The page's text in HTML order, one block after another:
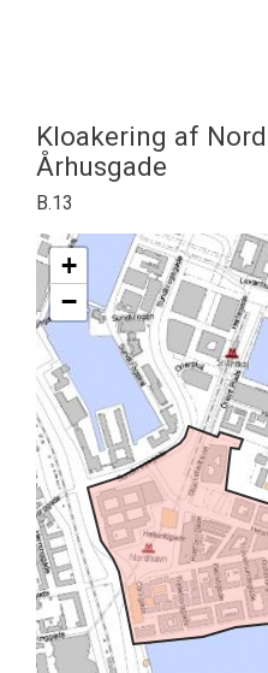
Kloakering af
Århusgade
B.13
+
−